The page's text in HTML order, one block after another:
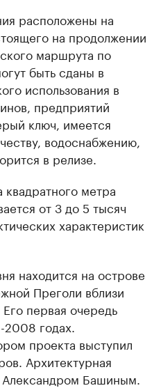
расположены на
на продолжении
маршрута по
быть сданы в
использования в
предприятий
ключ, имеется
водоснабжению,
в релизе.
метра
от 3 до 5 тысяч
характеристик
находится на острове
Преголи вблизи
первая очередь
годах.
проекта выступил
Архитектурная
Александром Башиным.